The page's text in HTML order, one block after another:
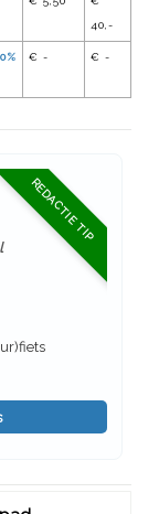
40,-
€ - € -
REDACTIE TIP